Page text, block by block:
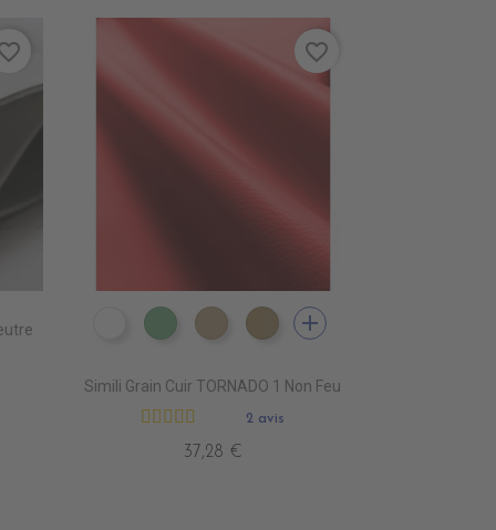
EN3000 NEIGE
EN3010 TURQUOISE
EN3020 FICELLE
EN3030 LIN
add
Simili Grain Cuir TORNADO 1 Non Feu
2 avis
37,28 €
favorite_border